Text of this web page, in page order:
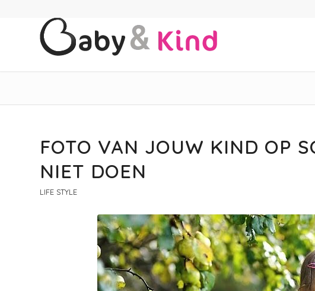
FOTO VAN JOUW KIND OP
NIET DOEN
LIFE STYLE